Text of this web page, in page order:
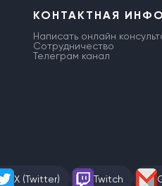
КОНТАКТНАЯ
Написать онлайн
Сотрудничество
Телеграм канал
X (Twitter) Twitch